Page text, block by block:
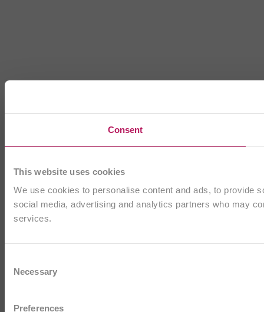
Consent
This website uses cookies
We use cookies to personalise content and ads, to provide
social media, advertising and analytics partners who may
services.
Selection
Necessary
Preferences